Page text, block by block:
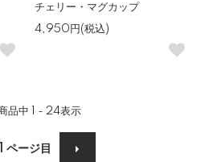
チェリー・マグカップ
4,950円(税込)
品中 1 - 24表示
ページ目